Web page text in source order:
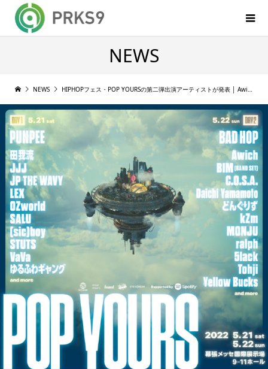
NEWS
NEWS HIPHOPフェス・POP YOURSの第二弾出演アーティストが発表 │ Awich, kZm, MONJU, OZworld, ゆるふわギャングが追加